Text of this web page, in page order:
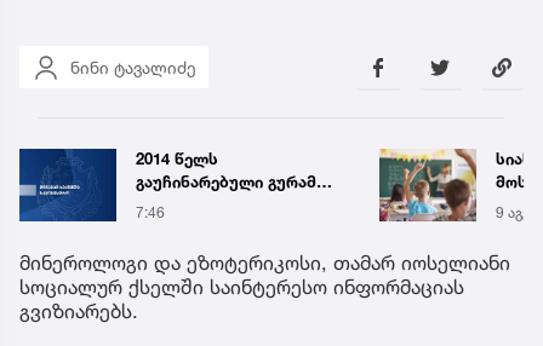
ნინი ტავალიძე
სიახლეები, რომლებიც
მოსწავლეებს 15
სექტემბერს სკოლებში
9 აგვ 20:03
წლის
59
მინეროლოგი და ეზოტერიკოსი, თამარ იოსელიანი
სოციალურ ქსელში საინტერესო ინფორმაციას
გვიზიარებს.